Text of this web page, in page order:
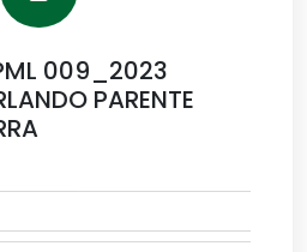
009_2023
PARENTE